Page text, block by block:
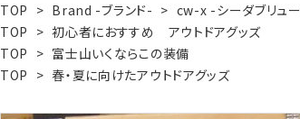
Men's Wear
Women's Wear
Kid's Wear
Wear Accessory
MENS
XXSXS
TOP > Brand -ブランド- > cw-x -シーダブリュ
TOP > 初心者におすすめ アウトドアグッズ
TOP > 富士山いくならこの装備
TOP > 春・夏に向けたアウトドアグッズ